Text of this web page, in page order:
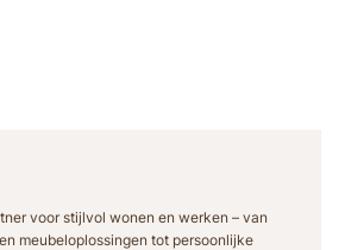
voor stijlvol wonen en werken – van
meubeloplossingen tot persoonlijke